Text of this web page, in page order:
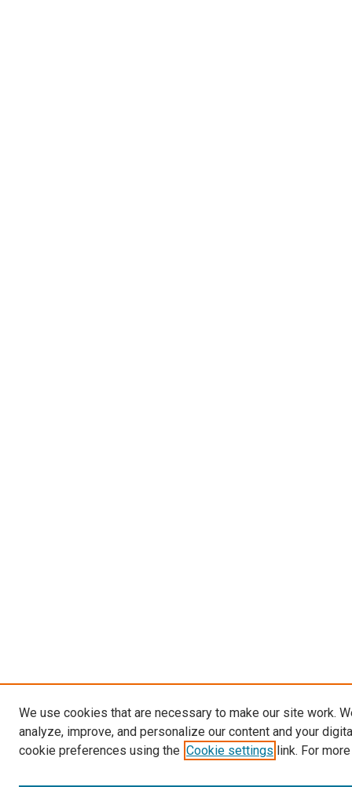
We use cookies that are necessary to make our site work.
analyze, improve, and personalize our content and your
cookie preferences using the Cookie settings link. For